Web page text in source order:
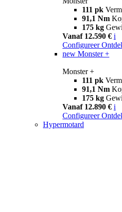
111 pk
91,1 Nm
175 kg
Vanaf 12.590 € i
Configureer
new Monster +
Monster +
111 pk
91,1 Nm
175 kg
Vanaf 12.890 € i
Configureer
Hypermotard